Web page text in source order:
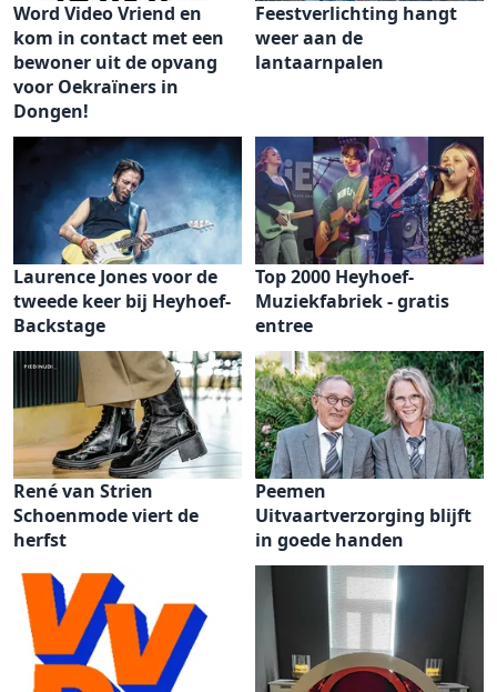
Word Video Vriend en
kom in contact met een
bewoner uit de opvang
voor Oekraïners in
Dongen!
Feestverlichting hangt
weer aan de
lantaarnpalen
Laurence Jones voor de
tweede keer bij Heyhoef-
Backstage
Top 2000 Heyhoef-
Muziekfabriek - gratis
entree
René van Strien
Schoenmode viert de
herfst
Peemen
Uitvaartverzorging blijft
in goede handen